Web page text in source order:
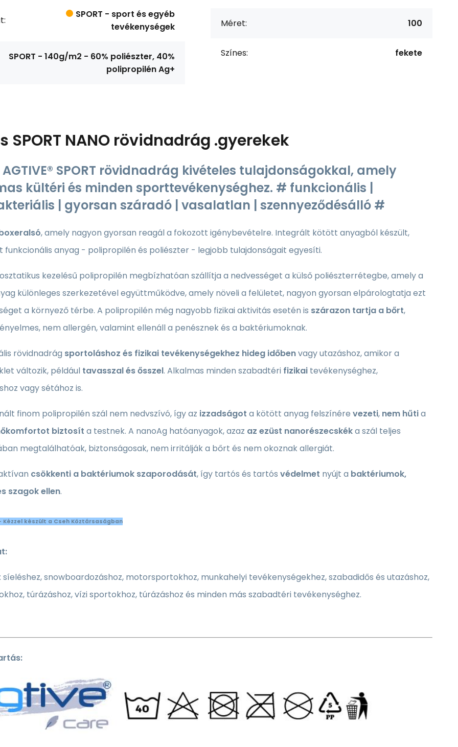
SPORT - sport és egyéb
tevékenységek
SPORT - 140g/m2 - 60% poliészter, 40%
polipropilén Ag+
Méret: 100
Színes: fekete
SPORT NANO rövidnadrág .gyerekek
AGTIVE® SPORT rövidnadrág kivételes tulajdonságokkal, amely
kültéri és minden sporttevékenységhez. # funkcionális |
| gyorsan száradó | vasalatlan | szennyeződésálló #
, amely nagyon gyorsan reagál a fokozott igénybevételre. Integrált kötött anyagból készült,
funkcionális anyag - polipropilén és poliészter - legjobb tulajdonságait egyesíti.
kezelésű polipropilén megbízhatóan szállítja a nedvességet a külső poliészterrétegbe, amely a
különleges szerkezetével együttműködve, amely növeli a felületet, nagyon gyorsan elpárologtatja ezt
a környező térbe. A polipropilén még nagyobb fizikai aktivitás esetén is szárazon tartja a bőrt,
nem allergén, valamint ellenáll a penésznek és a baktériumoknak.
rövidnadrág sportoláshoz és fizikai tevékenységekhez hideg időbenvagy utazáshoz, amikor a
változik, például tavasszal és ősszel. Alkalmas minden szabadtéri fizikai tevékenységhez,
vagy sétához is.
finom polipropilén szál nem nedvszívó, így az izzadságot a kötött anyag felszínére vezeti, nem hűtia
biztosít a testnek. A nanoAg hatóanyagok, azaz az ezüst nanorészecskéka szál teljes
megtalálhatóak, biztonságosak, nem irritálják a bőrt és nem okoznak allergiát.
csökkenti a baktériumok szaporodását, így tartós és tartós védelmet nyújt a baktériumok,
szagok ellen.
- Kézzel készült a Cseh Köztársaságban
síeléshez, snowboardozáshoz, motorsportokhoz, munkahelyi tevékenységekhez, szabadidős és utazáshoz,
túrázáshoz, vízi sportokhoz, túrázáshoz és minden más szabadtéri tevékenységhez.